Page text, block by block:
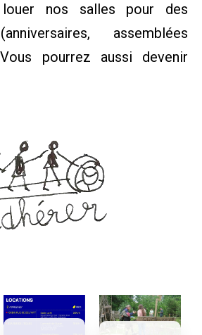
louer nos salles pour des
assemblées
Vous pourrez aussi devenir